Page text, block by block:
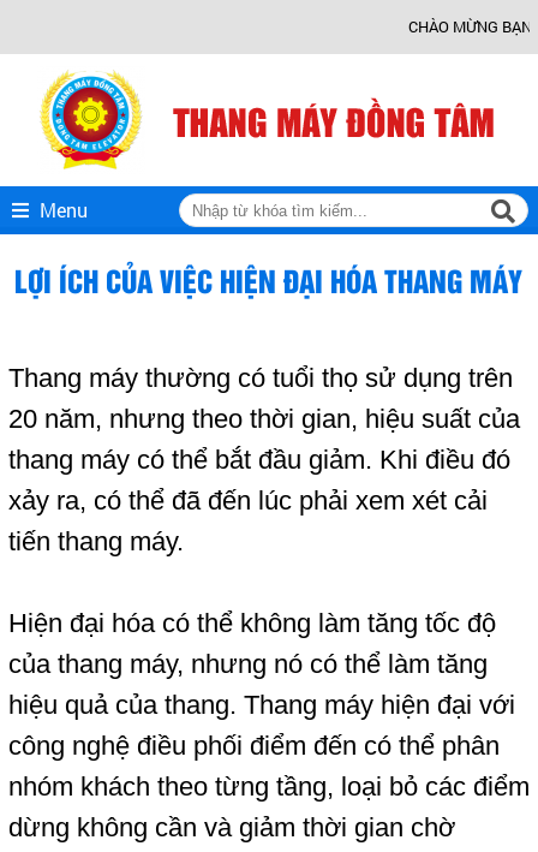
CHÀO MỪNG BẠN
Menu
LỢI ÍCH CỦA VIỆC HIỆN ĐẠI HÓA THANG MÁY
Thang máy thường có tuổi thọ sử dụng trên
20 năm, nhưng theo thời gian, hiệu suất của
thang máycó thể bắt đầu giảm. Khi điều đó
xảy ra, có thể đã đến lúc phải xem xét cải
tiến thang máy.
Hiện đại hóa có thể không làm tăng tốc độ
của thang máy, nhưng nó có thể làm tăng
hiệu quả của thang. Thang máy hiện đại với
công nghệ điều phối điểm đến có thể phân
nhóm khách theo từng tầng, loại bỏ các điểm
dừng không cần và giảm thời gian chờ